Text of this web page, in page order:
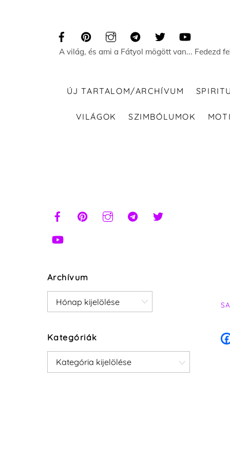
A világ, és ami a Fátyol mögött van... Fedezd
ÚJ TARTALOM/ARCHÍVUM
VILÁGOK SZIMBÓLUMOK
Archívum
Archívum
Kategóriák
Kategóriák